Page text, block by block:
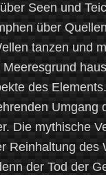
Seen und
über
tanzen und
des
Umgang
Die mythische
Reinhaltung des
der Tod der